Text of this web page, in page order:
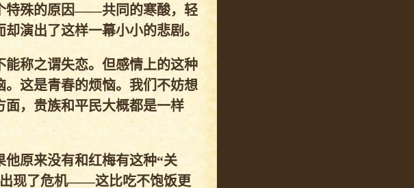
特殊的原因——共同的寒酸，轻
演出了这样一幕小小的悲剧。
称之谓失恋。但感情上的这种
这是青春的烦恼。我们不妨想
，贵族和平民大概都是一样
原来没有和红梅有这种“关
出现了危机——这比吃不饱饭更